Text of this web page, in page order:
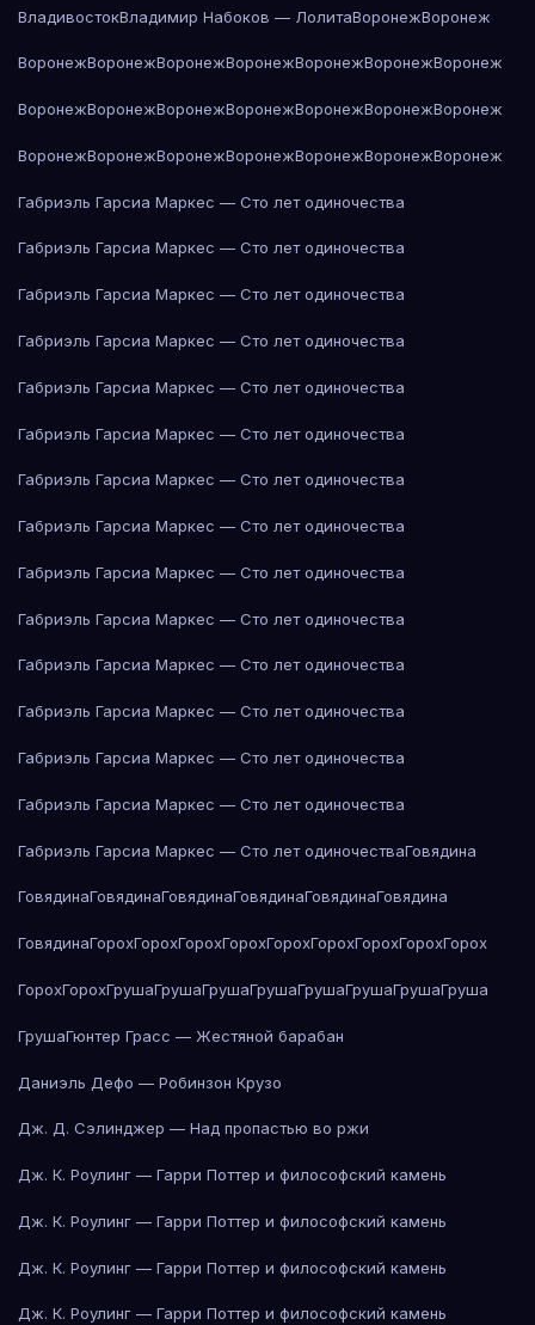
ВладивостокВладимир Набоков — ЛолитаВоронежВоронеж
ВоронежВоронежВоронежВоронежВоронежВоронежВоронеж
ВоронежВоронежВоронежВоронежВоронежВоронежВоронеж
ВоронежВоронежВоронежВоронежВоронежВоронежВоронеж
Габриэль Гарсиа Маркес — Сто лет одиночества
Габриэль Гарсиа Маркес — Сто лет одиночества
Габриэль Гарсиа Маркес — Сто лет одиночества
Габриэль Гарсиа Маркес — Сто лет одиночества
Габриэль Гарсиа Маркес — Сто лет одиночества
Габриэль Гарсиа Маркес — Сто лет одиночества
Габриэль Гарсиа Маркес — Сто лет одиночества
Габриэль Гарсиа Маркес — Сто лет одиночества
Габриэль Гарсиа Маркес — Сто лет одиночества
Габриэль Гарсиа Маркес — Сто лет одиночества
Габриэль Гарсиа Маркес — Сто лет одиночества
Габриэль Гарсиа Маркес — Сто лет одиночества
Габриэль Гарсиа Маркес — Сто лет одиночества
Габриэль Гарсиа Маркес — Сто лет одиночества
Габриэль Гарсиа Маркес — Сто лет одиночестваГовядина
ГовядинаГовядинаГовядинаГовядинаГовядинаГовядина
ГовядинаГорохГорохГорохГорохГорохГорохГорохГорохГорох
ГорохГорохГрушаГрушаГрушаГрушаГрушаГрушаГрушаГруша
ГрушаГюнтер Грасс — Жестяной барабан
Даниэль Дефо — Робинзон Крузо
Дж. Д. Сэлинджер — Над пропастью во ржи
Дж. К. Роулинг — Гарри Поттер и философский камень
Дж. К. Роулинг — Гарри Поттер и философский камень
Дж. К. Роулинг — Гарри Поттер и философский камень
Дж. К. Роулинг — Гарри Поттер и философский камень